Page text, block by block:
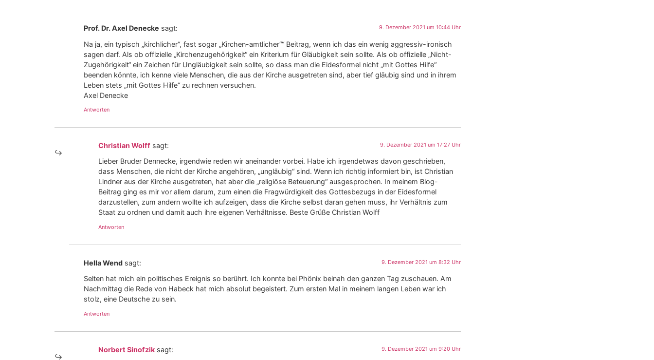
Prof. Dr. Axel Denecke sagt: 9. Dezember 2021 um 10:44 Uhr
Na ja, ein typisch „kirchlicher“, fast sogar „Kirchen-amtlicher““ Beitrag, wenn ich das ein wenig aggressiv-ironisch
sagen darf. Als ob offizielle „Kirchenzugehörigkeit“ ein Kriterium für Gläubigkeit sein sollte. Als ob offizielle „Nicht-
Zugehörigkeit“ ein Zeichen für Ungläubigkeit sein sollte, so dass man die Eidesformel nicht „mit Gottes Hilfe“
beenden könnte, ich kenne viele Menschen, die aus der Kirche ausgetreten sind, aber tief gläubig sind und in ihrem
Leben stets „mit Gottes Hilfe“ zu rechnen versuchen.
Axel Denecke
Antworten
Christian Wolff sagt: 9. Dezember 2021 um 17:27 Uhr
Lieber Bruder Dennecke, irgendwie reden wir aneinander vorbei. Habe ich irgendetwas davon geschrieben,
dass Menschen, die nicht der Kirche angehören, „ungläubig“ sind. Wenn ich richtig informiert bin, ist Christian
Lindner aus der Kirche ausgetreten, hat aber die „religiöse Beteuerung“ ausgesprochen. In meinem Blog-
Beitrag ging es mir vor allem darum, zum einen die Fragwürdigkeit des Gottesbezugs in der Eidesformel
darzustellen, zum andern wollte ich aufzeigen, dass die Kirche selbst daran gehen muss, ihr Verhältnis zum
Staat zu ordnen und damit auch ihre eigenen Verhältnisse. Beste Grüße Christian Wolff
Antworten
Hella Wend sagt: 9. Dezember 2021 um 8:32 Uhr
Selten hat mich ein politisches Ereignis so berührt. Ich konnte bei Phönix beinah den ganzen Tag zuschauen. Am
Nachmittag die Rede von Habeck hat mich absolut begeistert. Zum ersten Mal in meinem langen Leben war ich
stolz, eine Deutsche zu sein.
Antworten
Norbert Sinofzik sagt: 9. Dezember 2021 um 9:20 Uhr